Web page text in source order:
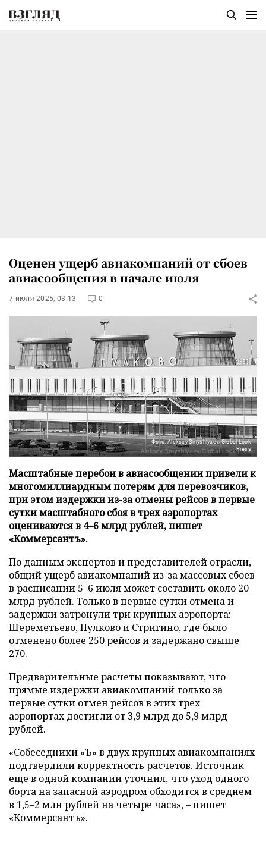
Оценен ущерб авиакомпаний от сбоев
авиасообщения в начале июля
7 июля 2025, 03:13 0
Фото: Aleksey Smyshlyaev/Global Look
Press
Масштабные перебои в авиасообщении привели к
многомиллиардным потерям для перевозчиков,
при этом издержки из-за отмены рейсов в первые
сутки масштабного сбоя в трех аэропортах
оцениваются в 4–6 млрд рублей, пишет
«Коммерсантъ».
По данным экспертов и представителей отрасли,
общий ущерб авиакомпаний из-за массовых сбоев
в расписании 5–6 июля может составить около 20
млрд рублей. Только в первые сутки отмена и
задержки затронули три крупных аэропорта:
Шереметьево, Пулково и Стригино, где было
отменено более 250 рейсов и задержано свыше
270.
Предварительные расчеты показывают, что
прямые издержки авиакомпаний только за
первые сутки отмен рейсов в этих трех
аэропортах достигли от 3,9 млрд до 5,9 млрд
рублей.
«Собеседники «Ъ» в двух крупных авиакомпаниях
подтвердили корректность расчетов. Источник
еще в одной компании уточнил, что уход одного
борта на запасной аэродром обходится в среднем
в 1,5–2 млн рублей на четыре часа», – пишет
«Коммерсантъ».